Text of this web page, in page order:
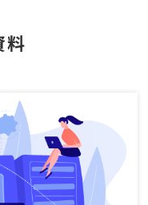
料